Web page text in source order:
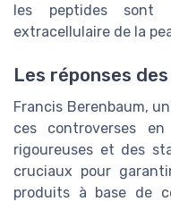
les peptides sont
extracellulaire de la
Les réponses
Francis Berenbaum,
ces controverses
rigoureuses et des
cruciaux pour
produits à base de